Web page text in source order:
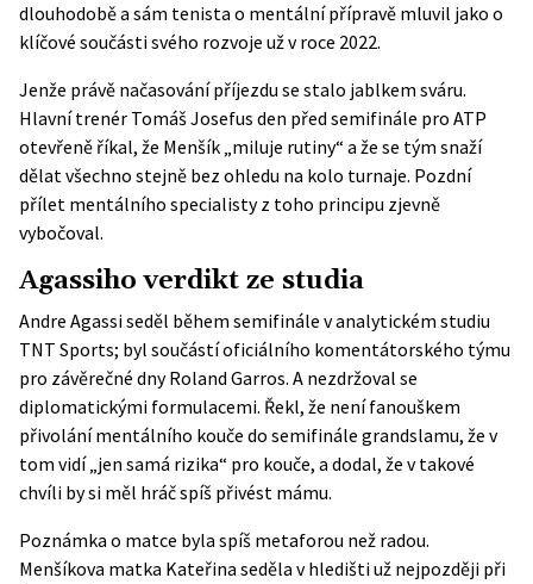
dlouhodobě a sám tenista o mentální přípravě mluvil jako o
klíčové součásti svého rozvoje už v roce 2022.
Jenže právě načasování příjezdu se stalo jablkem sváru.
Hlavní trenér Tomáš Josefus den před semifinále pro ATP
otevřeně říkal, že Menšík „miluje rutiny“ a že se tým snaží
dělat všechno stejně bez ohledu na kolo turnaje. Pozdní
přílet mentálního specialisty z toho principu zjevně
vybočoval.
Agassiho verdikt ze studia
Andre Agassi seděl během semifinále v analytickém studiu
TNT Sports; byl součástí oficiálního komentátorského týmu
pro závěrečné dny Roland Garros. A nezdržoval se
diplomatickými formulacemi. Řekl, že není fanouškem
přivolání mentálního kouče do semifinále grandslamu, že v
tom vidí „jen samá rizika“ pro kouče, a dodal, že v takové
chvíli by si měl hráč spíš přivést mámu.
Poznámka o matce byla spíš metaforou než radou.
Menšíkova matka Kateřina seděla v hledišti už nejpozději při